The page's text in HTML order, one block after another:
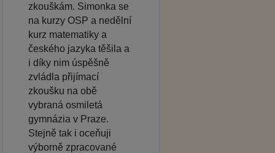
zkouškám. Simonka se
na kurzy OSP a nedělní
kurz matematiky a
českého jazyka těšila a
i díky nim úspěšně
zvládla přijímací
zkoušku na obě
vybraná osmiletá
gymnázia v Praze.
Stejně tak i oceňuji
výborně zpracované